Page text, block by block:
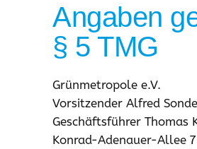
Angaben
§ 5 TMG
Grünmetropole e.V.
Vorsitzender Alfred
Geschäftsführer Thomas
Konrad-Adenauer-Allee 7